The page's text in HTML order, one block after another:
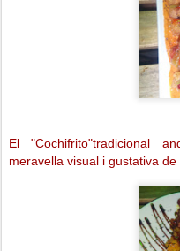
El "Cochifrito"tradicional
meravella visual i gustativa de